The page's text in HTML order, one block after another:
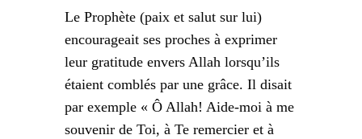
Le Prophète (paix et salut sur lui)
encourageait ses proches à exprimer
leur gratitude envers Allah lorsqu’ils
étaient comblés par une grâce. Il disait
par exemple « Ô Allah! Aide-moi à me
souvenir de Toi, à Te remercier et à